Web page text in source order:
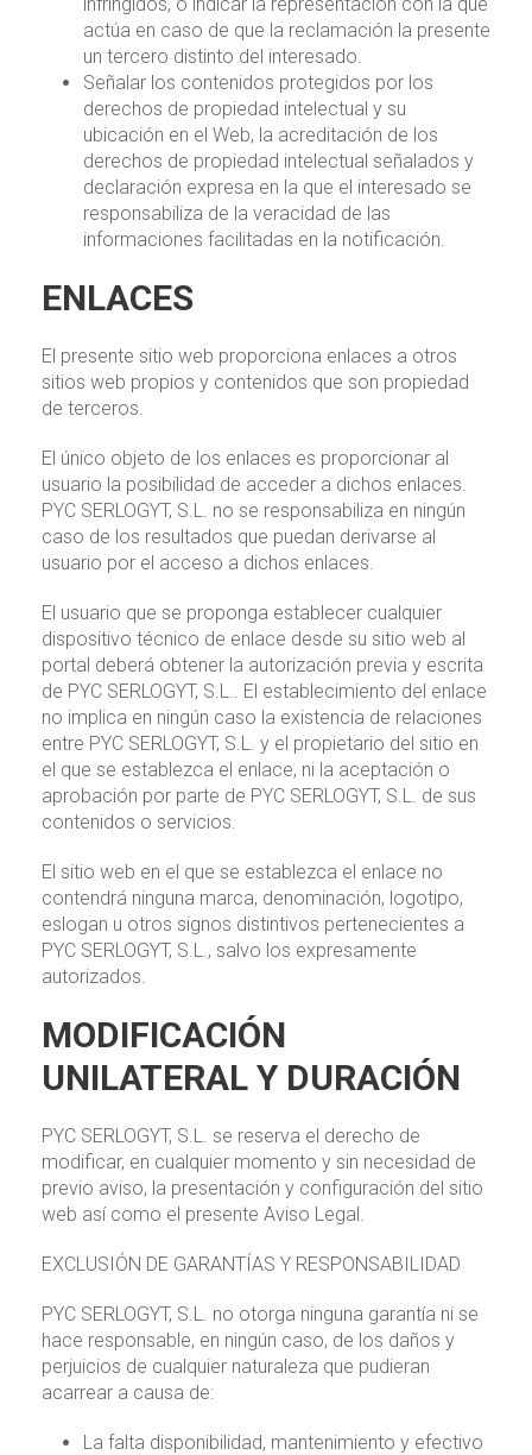
actúa en caso de que la reclamación la presente
un tercero distinto del interesado.
Señalar los contenidos protegidos por los
derechos de propiedad intelectual y su
ubicación en el Web, la acreditación de los
derechos de propiedad intelectual señalados y
declaración expresa en la que el interesado se
responsabiliza de la veracidad de las
informaciones facilitadas en la notificación.
ENLACES
El presente sitio web proporciona enlaces a otros
sitios web propios y contenidos que son propiedad
de terceros.
El único objeto de los enlaces es proporcionar al
usuario la posibilidad de acceder a dichos enlaces.
PYC SERLOGYT, S.L. no se responsabiliza en ningún
caso de los resultados que puedan derivarse al
usuario por el acceso a dichos enlaces.
El usuario que se proponga establecer cualquier
dispositivo técnico de enlace desde su sitio web al
portal deberá obtener la autorización previa y escrita
de PYC SERLOGYT, S.L.. El establecimiento del enlace
no implica en ningún caso la existencia de relaciones
entre PYC SERLOGYT, S.L. y el propietario del sitio en
el que se establezca el enlace, ni la aceptación o
aprobación por parte de PYC SERLOGYT, S.L. de sus
contenidos o servicios.
El sitio web en el que se establezca el enlace no
contendrá ninguna marca, denominación, logotipo,
eslogan u otros signos distintivos pertenecientes a
PYC SERLOGYT, S.L., salvo los expresamente
autorizados.
MODIFICACIÓN
UNILATERAL Y DURACIÓN
PYC SERLOGYT, S.L. se reserva el derecho de
modificar, en cualquier momento y sin necesidad de
previo aviso, la presentación y configuración del sitio
web así como el presente Aviso Legal.
EXCLUSIÓN DE GARANTÍAS Y RESPONSABILIDAD
PYC SERLOGYT, S.L. no otorga ninguna garantía ni se
hace responsable, en ningún caso, de los daños y
perjuicios de cualquier naturaleza que pudieran
acarrear a causa de:
La falta disponibilidad, mantenimiento y efectivo